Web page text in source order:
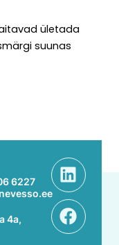
ületada
suunas
6227
4a,